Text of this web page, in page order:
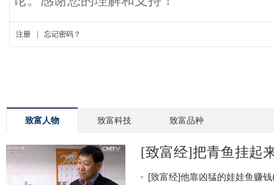
致富人物 致富科技 致富品种
[致富经]把青鱼挂起
[致富经]他靠凶猛的娃娃鱼赚钱